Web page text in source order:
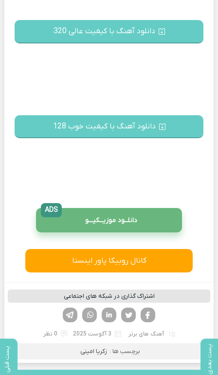
پست بعدی پست قبلی
دانلود آهنگ با کیفیت عالی 320
دانلود آهنگ با کیفیت خوب 128
دانلــود موزیــکیـــو
ADS
کانال روبیکا پاور اینستا
اشتراک گذاری در شبکه های اجتماعی
لینکدین تویتر
فیسوک
آهنگ های برتر 3 آگوست 2025 0 نظر
برچسب ها : زکریا امینی